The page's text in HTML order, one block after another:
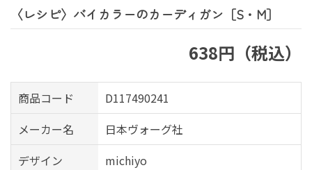
〈レシピ〉バイカラーのカーディガン［S・M］
638円（税込）
商品コード
D117490241
メーカー名
日本ヴォーグ社
デザイン
michiyo